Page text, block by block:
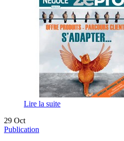
Lire la suite
29 Oct
Publication